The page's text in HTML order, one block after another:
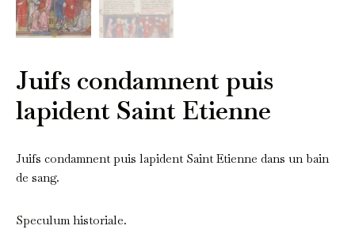
Juifs condamnent puis
lapident Saint Etienne
Juifs condamnent puis lapident Saint Etienne dans un bain
de sang.
Speculum historiale.